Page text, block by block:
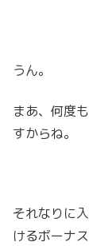
うん。
まあ、何度
すからね。
それなりに
けるボーナ